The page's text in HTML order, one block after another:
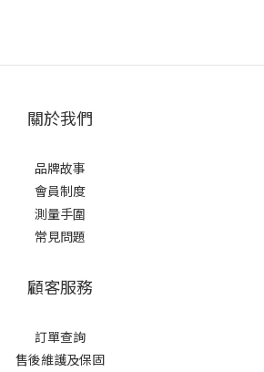
關於我們
品牌故事
會員制度
測量手圍
常見問題
顧客服務
訂單查詢
售後維護及保固